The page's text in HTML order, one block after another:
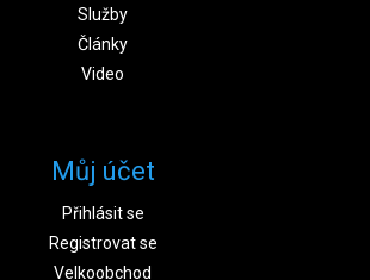
Služby
Články
Video
Můj účet
Přihlásit se
Registrovat se
Velkoobchod